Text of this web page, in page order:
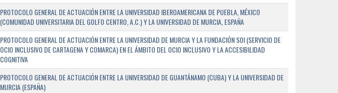
PROTOCOLO GENERAL DE ACTUACIÓN ENTRE LA UNIVERSIDAD IBEROAMERICANA DE PUEBLA, MÉXICO
(COMUNIDAD UNIVERSITARIA DEL GOLFO CENTRO, A.C.) Y LA UNIVERSIDAD DE MURCIA, ESPAÑA
PROTOCOLO GENERAL DE ACTUACIÓN ENTRE LA UNIVERSIDAD DE MURCIA Y LA FUNDACIÓN SOI (SERVICIO DE
OCIO INCLUSIVO DE CARTAGENA Y COMARCA) EN EL ÁMBITO DEL OCIO INCLUSIVO Y LA ACCESIBILIDAD
COGNITIVA
PROTOCOLO GENERAL DE ACTUACIÓN ENTRE LA UNIVERSIDAD DE GUANTÁNAMO (CUBA) Y LA UNIVERSIDAD DE
MURCIA (ESPAÑA)